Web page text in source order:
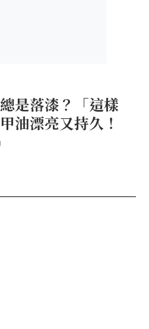
是落漆？「這樣
油漂亮又持久！